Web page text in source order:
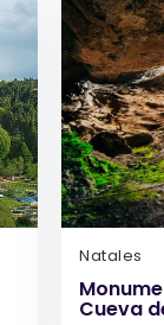
Natales
Cueva